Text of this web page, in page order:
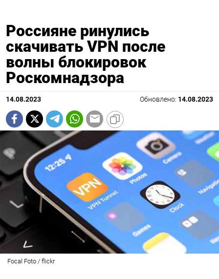
Россияне ринулись
скачивать VPN после
волны блокировок
Роскомнадзора
14.08.2023 Обновлено: 14.08.2023
Focal Foto / flickr